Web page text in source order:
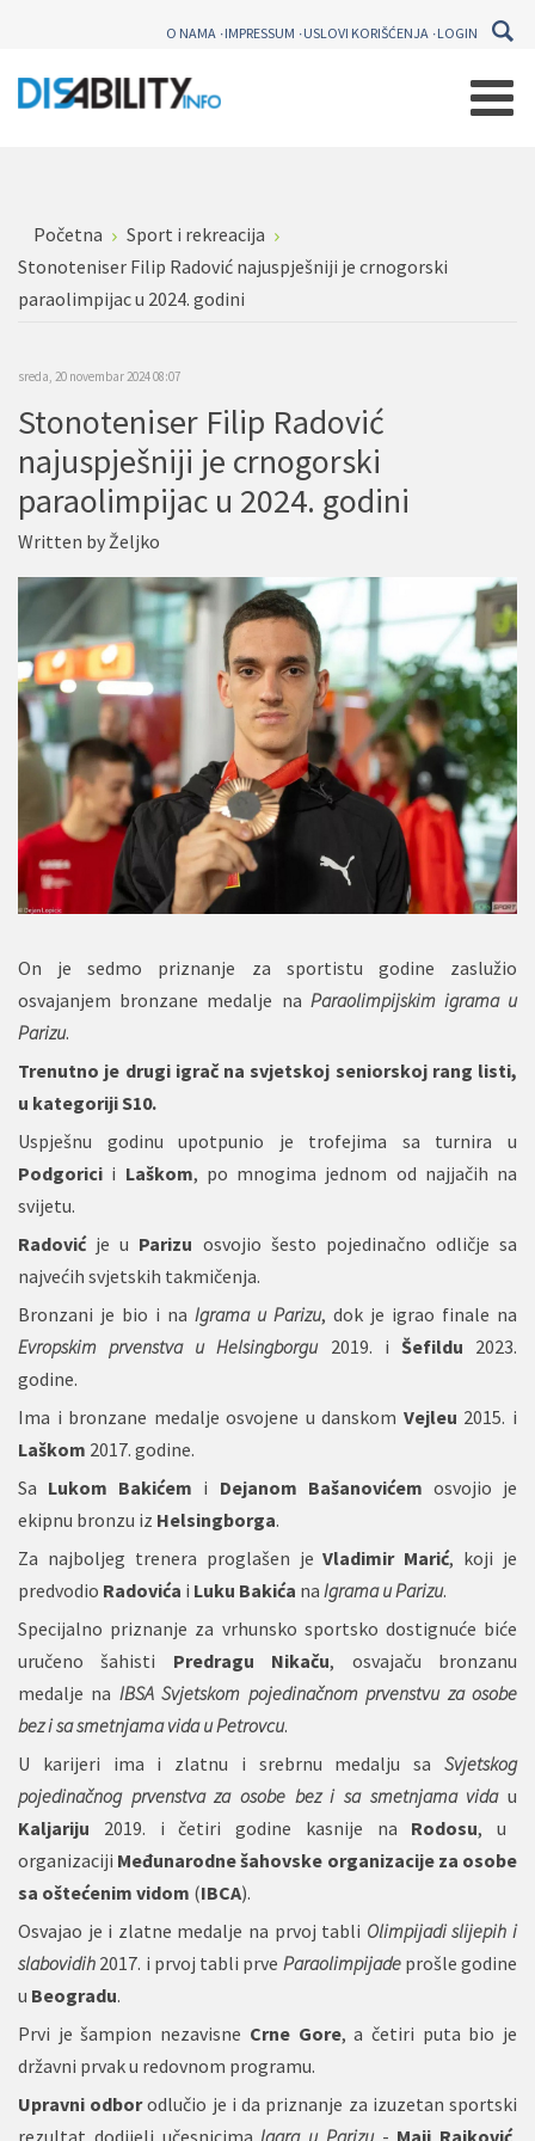
O NAMA IMPRESSUM USLOVI KORIŠĆENJA LOGIN
Početna
Sport i rekreacija
Stonoteniser Filip Radović najuspješniji je crnogorski
paraolimpijac u 2024. godini
sreda, 20 novembar 2024 08:07
Stonoteniser Filip Radović
najuspješniji je crnogorski
paraolimpijac u 2024. godini
Written byŽeljko
On je sedmo priznanje za sportistu godine zaslužio
osvajanjem bronzane medalje na Paraolimpijskim igrama u
Parizu.
Trenutno je drugi igrač na svjetskoj seniorskoj rang listi,
u kategoriji S10.
Uspješnu godinu upotpunio je trofejima sa turnira u
Podgorici i Laškom, po mnogima jednom od najjačih na
svijetu.
Radovićje u Parizu osvojio šesto pojedinačno odličje sa
najvećih svjetskih takmičenja.
Bronzani je bio i na Igrama u Parizu, dok je igrao finale na
Evropskim prvenstva u Helsingborgu 2019. i Šefildu 2023.
godine.
Ima i bronzane medalje osvojene u danskom Vejleu 2015. i
Laškom 2017. godine.
Sa Lukom Bakićem i Dejanom Bašanovićem osvojio je
ekipnu bronzu iz Helsingborga.
Za najboljeg trenera proglašen jeVladimir Marić, koji je
predvodio Radovića i Luku Bakića na Igrama u Parizu.
Specijalno priznanje za vrhunsko sportsko dostignuće biće
uručeno šahisti Predragu Nikaču, osvajaču bronzanu
medalje na IBSA Svjetskom pojedinačnom prvenstvu za osobe
bez i sa smetnjama vida u Petrovcu.
U karijeri ima i zlatnu i srebrnu medalju sa Svjetskog
pojedinačnog prvenstva za osobe bez i sa smetnjama vida u
Kaljariju 2019. i četiri godine kasnije na Rodosu, u
organizaciji Međunarodne šahovske organizacije za osobe
sa oštećenim vidom (IBCA).
Osvajao je i zlatne medalje na prvoj tabli Olimpijadi slijepih i
slabovidih 2017. i prvoj tabli prve Paraolimpijadeprošle godine
u Beogradu.
Prvi je šampion nezavisne Crne Gore, a četiri puta bio je
državni prvak u redovnom programu.
Upravni odborodlučio je i da priznanje za izuzetan sportski